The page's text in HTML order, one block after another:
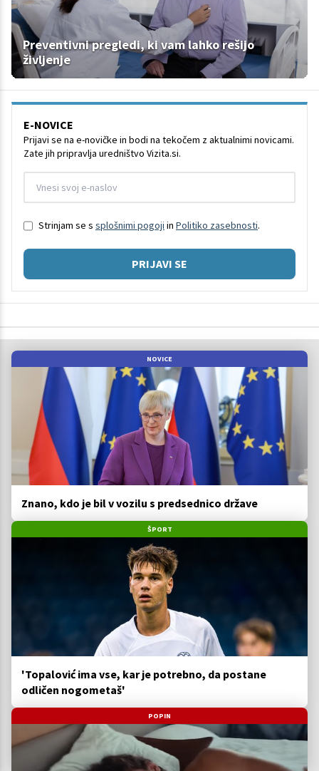
Preventivni pregledi, ki vam lahko rešijo
življenje
E-NOVICE
Prijavi se na e-novičke in bodi na tekočem z aktualnimi novicami.
Zate jih pripravlja uredništvo Vizita.si.
Strinjam se s splošnimi pogoji in Politiko zasebnosti.
PRIJAVI SE
NOVICE
Znano, kdo je bil v vozilu s predsednico države
ŠPORT
'Topalović ima vse, kar je potrebno, da postane
odličen nogometaš'
POPIN